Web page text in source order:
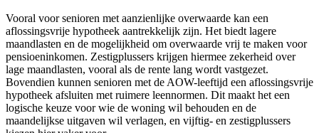
Vooral voor senioren met aanzienlijke overwaarde kan een
aflossingsvrije hypotheek aantrekkelijk zijn. Het biedt lagere
maandlasten en de mogelijkheid om overwaarde vrij te maken voor
pensioeninkomen. Zestigplussers krijgen hiermee zekerheid over
lage maandlasten, vooral als de rente lang wordt vastgezet.
Bovendien kunnen senioren met de AOW-leeftijd een aflossingsvrije
hypotheek afsluiten met ruimere leennormen. Dit maakt het een
logische keuze voor wie de woning wil behouden en de
maandelijkse uitgaven wil verlagen, en vijftig- en zestigplussers